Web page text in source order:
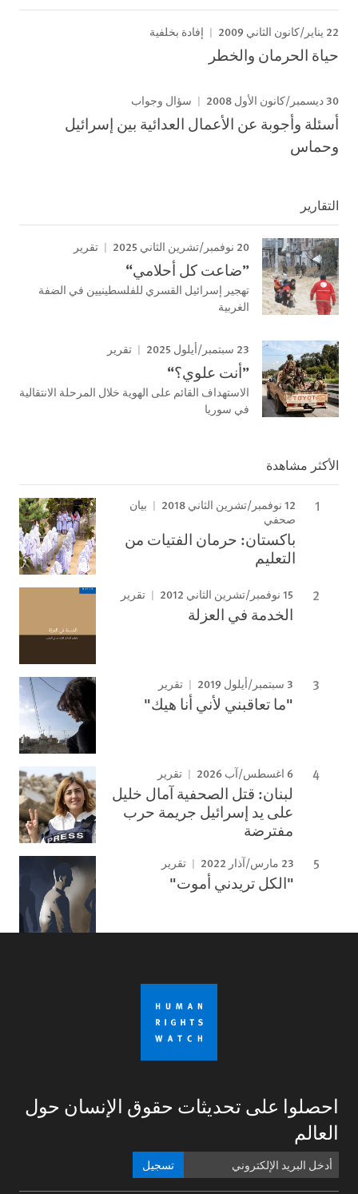
22 يناير/كانون الثاني 2009 إفادة بخلفية
حياة الحرمان والخطر
30 ديسمبر/كانون الأول 2008 سؤال وجواب
أسئلة وأجوبة عن الأعمال العدائية بين إسرائيل
وحماس
التقارير
20 نوفمبر/تشرين الثاني 2025 تقرير
”ضاعت كل أحلامي“
تهجير إسرائيل القسري للفلسطينيين في الضفة
الغربية
23 سبتمبر/أيلول 2025 تقرير
”أنت علوي؟“
الاستهداف القائم على الهوية خلال المرحلة الانتقالية
في سوريا
الأكثر مشاهدة
12 نوفمبر/تشرين الثاني 2018
بيان
صحفي
باكستان: حرمان الفتيات من
التعليم
15 نوفمبر/تشرين الثاني 2012 تقرير
الخدمة في العزلة
3 سبتمبر/أيلول 2019 تقرير
"ما تعاقبني لأني أنا هيك"
6 اغسطس/آب 2026 تقرير
لبنان: قتل الصحفية آمال خليل
على يد إسرائيل جريمة حرب
مفترضة
23 مارس/آذار 2022 تقرير
"الكل تريدني أموت"
احصلوا على تحديثات حقوق الإنسان حول
العالم
تسجيل